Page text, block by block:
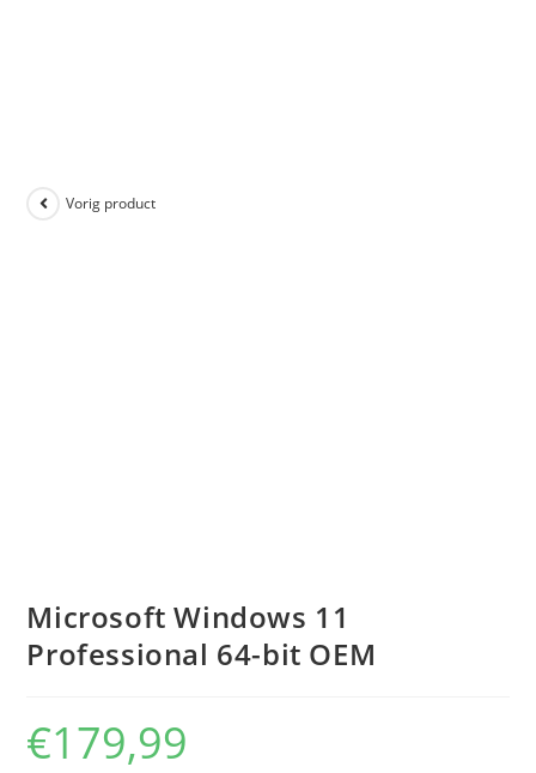
Vorig product
Microsoft Windows 11
Professional 64-bit OEM
€179,99